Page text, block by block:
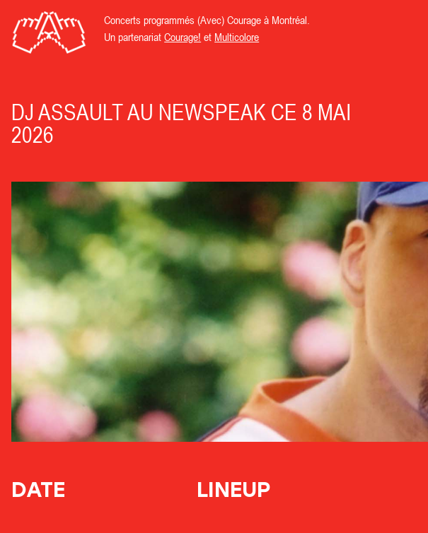
Concerts programmés (Avec) Courage à Montréal.
Un partenariatCourage! et Multicolore
DJ ASSAULT AU NEWSPEAK CE 8 MAI
2026
DATE LINEUP